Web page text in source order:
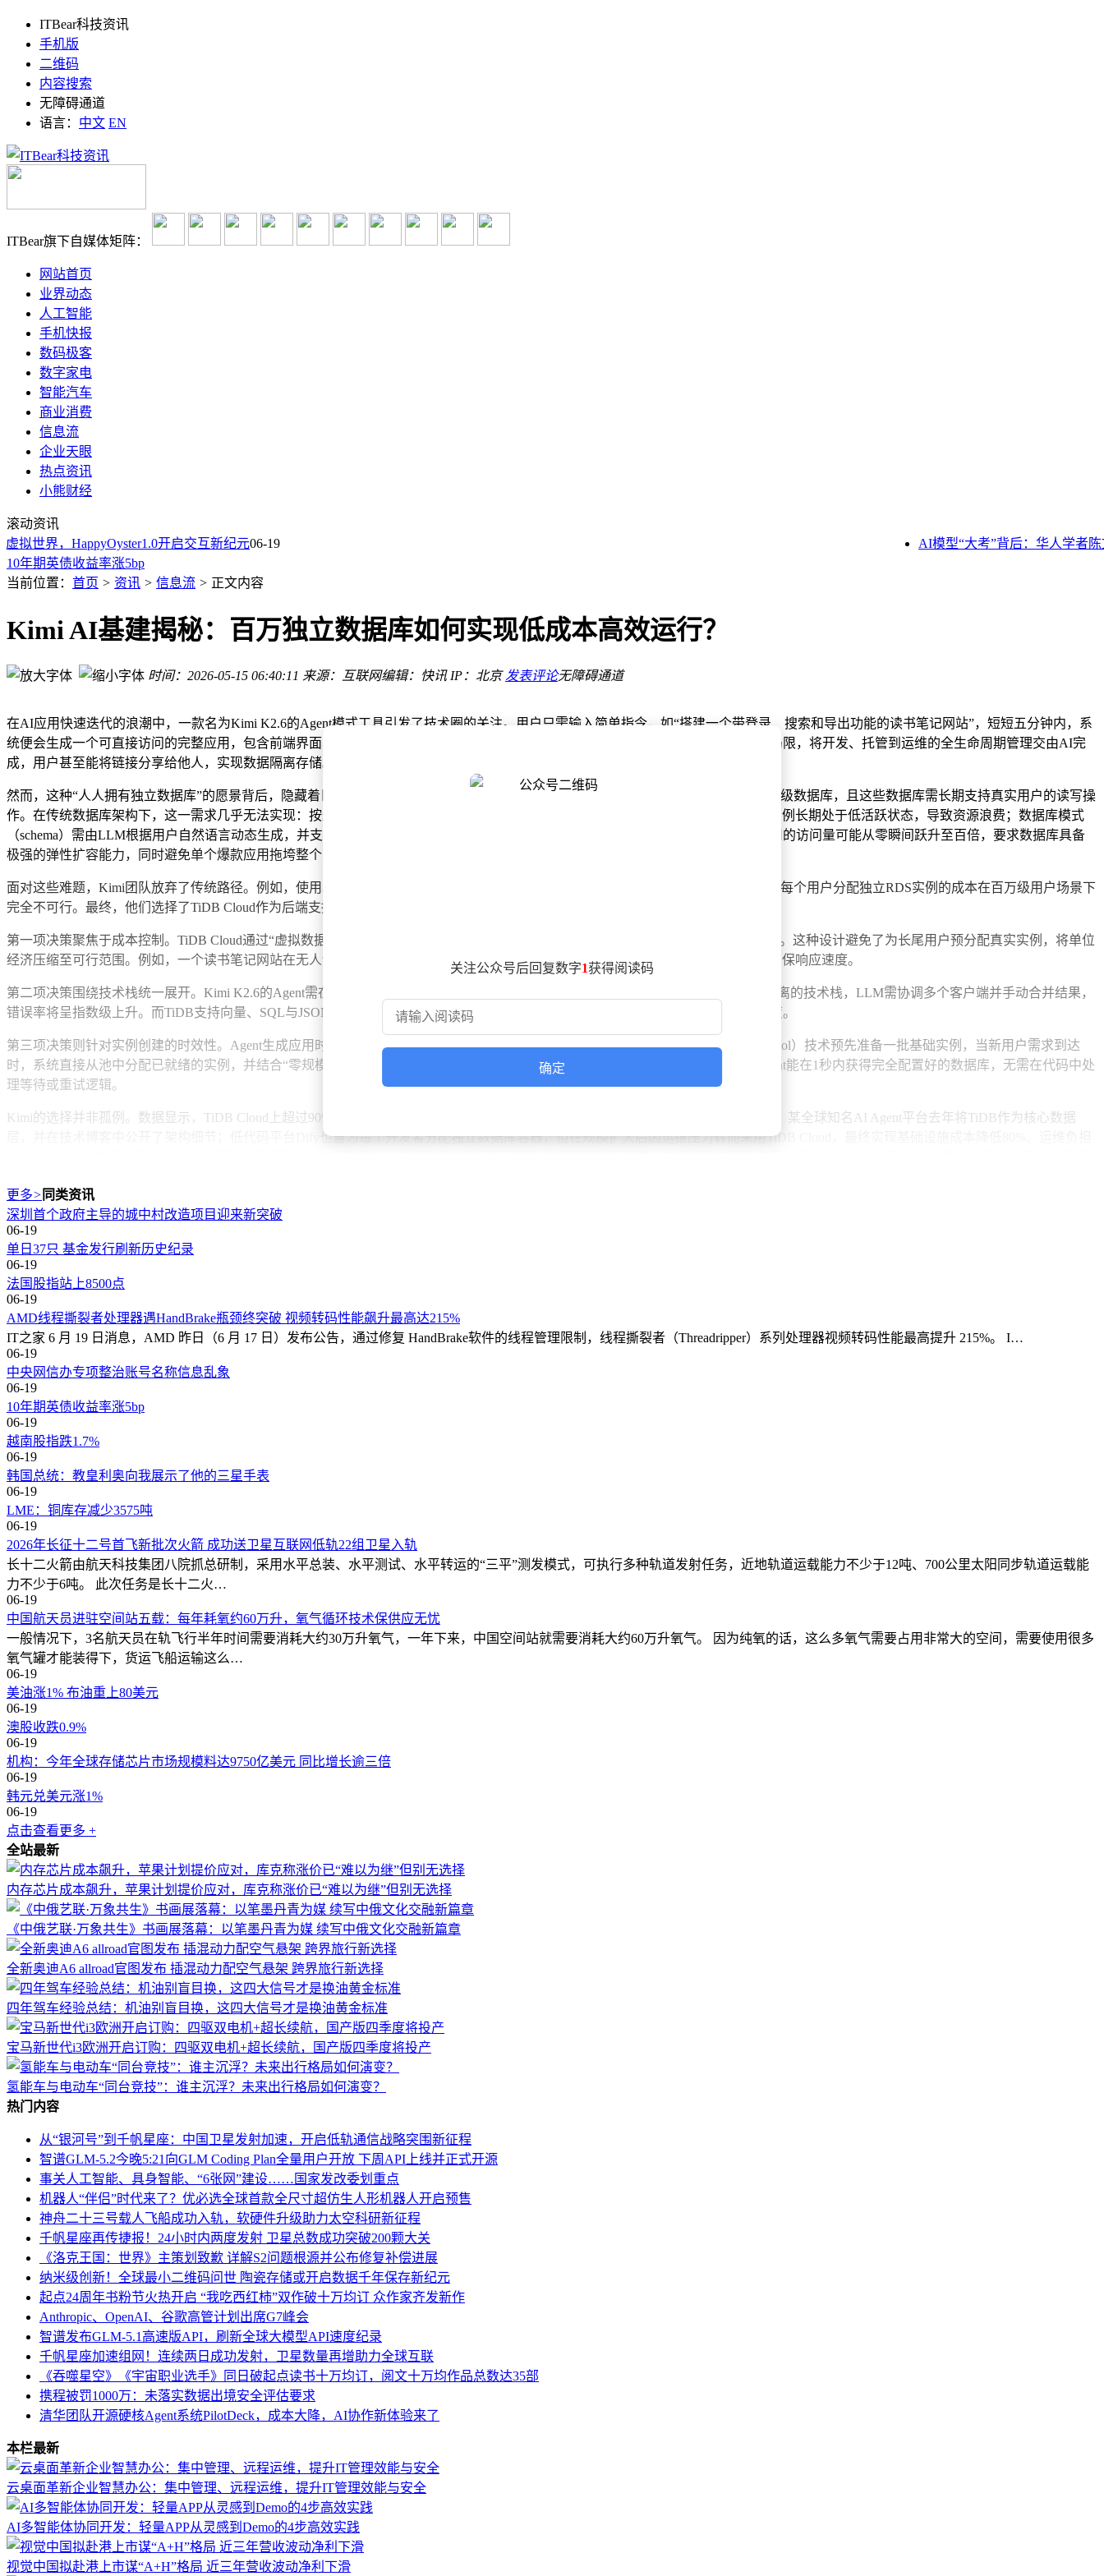
ITBear科技资讯
手机版
二维码
内容搜索
无障碍通道
语言： 中文 EN
ITBear旗下自媒体矩阵：
网站首页
业界动态
人工智能
手机快报
数码极客
数字家电
智能汽车
商业消费
信息流
企业天眼
热点资讯
小熊财经
滚动资讯
世界，HappyOyster1.0开启交互新纪元06-19 AI模型“大考”背后：华人学者陈
澳股收跌0.9%
中央网信办专项整治账号名称信息乱象
10年期英债收益率涨5bp
越南股指跌1.7%
韩国总统：教皇利奥向我展示了他的三星手表
2026年长征十二号首飞新批次火箭 成功送卫星互联网低轨22组卫星入轨
美油涨1% 布油重上80美元
当前位置： 首页 > 资讯 > 信息流 > 正文内容
Kimi AI基建揭秘：百万独立数据库如何实现低成本高效运行？
时间：2026-05-15 06:40:11 来源：互联网编辑：快讯 IP：北京 发表评论无障碍通道
在AI应用快速迭代的浪潮中，一款名为Kimi K2.6的Agent模式工具引发了技术圈的关注。用户只需输入简单指令，如“搭建一个带登录、搜索和导出功能的读书笔记网站”，短短五分钟内，系
统便会生成一个可直接访问的完整应用，包含前端界面、后端逻辑、独立数据库及用户账号体系。这一体验突破了传统AI建站工具的局限，将开发、托管到运维的全生命周期管理交由AI完
成，用户甚至能将链接分享给他人，实现数据隔离存储。
然而，这种“人人拥有独立数据库”的愿景背后，隐藏着巨大的技术挑战。若百万用户同时提出需求，系统需瞬间承载百万个独立的生产级数据库，且这些数据库需长期支持真实用户的读写操
作。在传统数据库架构下，这一需求几乎无法实现：按最小实例每月十几美元的成本计算，百万用户将产生天文数字的账单，而多数实例长期处于低活跃状态，导致资源浪费；数据库模式
（schema）需由LLM根据用户自然语言动态生成，并支持后续修改，稍有不慎便可能引发数据丢失或服务中断；更复杂的是，用户应用的访问量可能从零瞬间跃升至百倍，要求数据库具备
极强的弹性扩容能力，同时避免单个爆款应用拖垮整个系统。
面对这些难题，Kimi团队放弃了传统路径。例如，使用单个大型PostgreSQL实例隔离多租户的方案在万级规模时便出现性能瓶颈，而为每个用户分配独立RDS实例的成本在百万级用户场景下
完全不可行。最终，他们选择了TiDB Cloud作为后端支撑，并通过三项关键决策破解了技术困局。
第一项决策聚焦于成本控制。TiDB Cloud通过“虚拟数据库界面”技术，仅在用户发起请求时动态分配资源，其余时间采用弹性供给模式。这种设计避免了为长尾用户预分配真实实例，将单位
经济压缩至可行范围。例如，一个读书笔记网站在无人访问时几乎不占用计算资源，而当用户登录或搜索时，系统会瞬间激活连接，确保响应速度。
第二项决策围绕技术栈统一展开。Kimi K2.6的Agent需在单条SQL中同时处理用户过滤、标签筛选、向量排序等多维度操作。若采用分离的技术栈，LLM需协调多个客户端并手动合并结果，
错误率将呈指数级上升。而TiDB支持向量、SQL与JSON的混合查询，使Agent能够以一条语句完成复杂逻辑，显著降低了代码生成难度。
第三项决策则针对实例创建的时效性。Agent生成应用时，数据库的创建必须像内存分配一样迅速。TiDB Cloud通过“预热池”（Warm Pool）技术预先准备一批基础实例，当新用户需求到达
时，系统直接从池中分配已就绪的实例，并结合“零规模伸缩”（scale-to-zero）能力，将闲置实例的计算成本降至最低。这一设计使Agent能在1秒内获得完全配置好的数据库，无需在代码中处
理等待或重试逻辑。
Kimi的选择并非孤例。数据显示，TiDB Cloud上超过90%的新建集群由AI Agent直接创建，这一比例在一年前还远低于当前水平。例如，某全球知名AI Agent平台去年将TiDB作为核心数据
层，并在技术博客中公开了架构细节；低代码平台Dify也曾为每个开发者分配独立数据库容器，但在规模扩大后因运维压力转而采用TiDB Cloud，最终实现基础设施成本降低80%、运维负担
关注公众号后回复数字1获得阅读码
确定
更多> 同类资讯
深圳首个政府主导的城中村改造项目迎来新突破
06-19
单日37只 基金发行刷新历史纪录
06-19
法国股指站上8500点
06-19
AMD线程撕裂者处理器遇HandBrake瓶颈终突破 视频转码性能飙升最高达215%
IT之家 6 月 19 日消息，AMD 昨日（6 月 17 日）发布公告，通过修复 HandBrake软件的线程管理限制，线程撕裂者（Threadripper）系列处理器视频转码性能最高提升 215%。 I…
06-19
中央网信办专项整治账号名称信息乱象
06-19
10年期英债收益率涨5bp
06-19
越南股指跌1.7%
06-19
韩国总统：教皇利奥向我展示了他的三星手表
06-19
LME：铜库存减少3575吨
06-19
2026年长征十二号首飞新批次火箭 成功送卫星互联网低轨22组卫星入轨
长十二火箭由航天科技集团八院抓总研制，采用水平总装、水平测试、水平转运的“三平”测发模式，可执行多种轨道发射任务，近地轨道运载能力不少于12吨、700公里太阳同步轨道运载能
力不少于6吨。 此次任务是长十二火…
06-19
中国航天员进驻空间站五载：每年耗氧约60万升，氧气循环技术保供应无忧
一般情况下，3名航天员在轨飞行半年时间需要消耗大约30万升氧气，一年下来，中国空间站就需要消耗大约60万升氧气。 因为纯氧的话，这么多氧气需要占用非常大的空间，需要使用很多
氧气罐才能装得下，货运飞船运输这么…
06-19
美油涨1% 布油重上80美元
06-19
澳股收跌0.9%
06-19
机构：今年全球存储芯片市场规模料达9750亿美元 同比增长逾三倍
06-19
韩元兑美元涨1%
06-19
点击查看更多 +
全站最新
内存芯片成本飙升，苹果计划提价应对，库克称涨价已“难以为继”但别无选择
《中俄艺联·万象共生》书画展落幕：以笔墨丹青为媒 续写中俄文化交融新篇章
全新奥迪A6 allroad官图发布 插混动力配空气悬架 跨界旅行新选择
四年驾车经验总结：机油别盲目换，这四大信号才是换油黄金标准
宝马新世代i3欧洲开启订购：四驱双电机+超长续航，国产版四季度将投产
氢能车与电动车“同台竞技”：谁主沉浮？未来出行格局如何演变？
热门内容
从“银河号”到千帆星座：中国卫星发射加速，开启低轨通信战略突围新征程
智谱GLM-5.2今晚5:21向GLM Coding Plan全量用户开放 下周API上线并正式开源
事关人工智能、具身智能、“6张网”建设……国家发改委划重点
机器人“伴侣”时代来了？优必选全球首款全尺寸超仿生人形机器人开启预售
神舟二十三号载人飞船成功入轨，软硬件升级助力太空科研新征程
千帆星座再传捷报！24小时内两度发射 卫星总数成功突破200颗大关
《洛克王国：世界》主策划致歉 详解S2问题根源并公布修复补偿进展
纳米级创新！全球最小二维码问世 陶瓷存储或开启数据千年保存新纪元
起点24周年书粉节火热开启 “我吃西红柿”双作破十万均订 众作家齐发新作
Anthropic、OpenAI、谷歌高管计划出席G7峰会
智谱发布GLM-5.1高速版API，刷新全球大模型API速度纪录
千帆星座加速组网！连续两日成功发射，卫星数量再增助力全球互联
《吞噬星空》《宇宙职业选手》同日破起点读书十万均订，阅文十万均作品总数达35部
携程被罚1000万：未落实数据出境安全评估要求
清华团队开源硬核Agent系统PilotDeck，成本大降，AI协作新体验来了
本栏最新
云桌面革新企业智慧办公：集中管理、远程运维，提升IT管理效能与安全
AI多智能体协同开发：轻量APP从灵感到Demo的4步高效实践
视觉中国拟赴港上市谋“A+H”格局 近三年营收波动净利下滑